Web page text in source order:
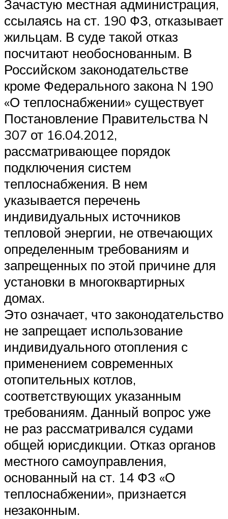
Зачастую местная администрация,
ссылаясь на ст. 190 ФЗ, отказывает
жильцам. В суде такой отказ
посчитают необоснованным. В
Российском законодательстве
кроме Федерального закона N 190
«О теплоснабжении» существует
Постановление Правительства N
307 от 16.04.2012,
рассматривающее порядок
подключения систем
теплоснабжения. В нем
указывается перечень
индивидуальных источников
тепловой энергии, не отвечающих
определенным требованиям и
запрещенных по этой причине для
установки в многоквартирных
домах.
Это означает, что законодательство
не запрещает использование
индивидуального отопления с
применением современных
отопительных котлов,
соответствующих указанным
требованиям. Данный вопрос уже
не раз рассматривался судами
общей юрисдикции. Отказ органов
местного самоуправления,
основанный на ст. 14 ФЗ «О
теплоснабжении», признается
незаконным.